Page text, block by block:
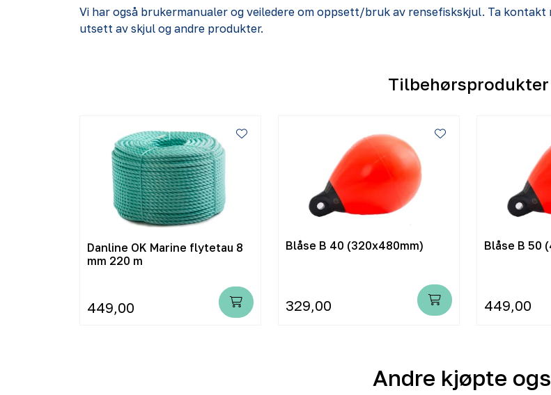
Vi har også brukermanualer og veiledere om oppsett/bruk av rensefiskskjul. Ta kontakt
utsett av skjul og andre produkter.
Tilbehørsprodukter
Danline OK Marine flytetau 8
mm 220 m
449,00
Blåse B 40 (320x480mm)
329,00 449,00
Andre kjøpte